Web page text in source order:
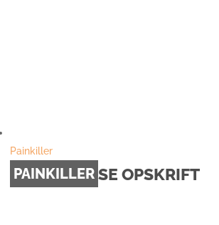
Painkiller
PAINKILLER SE OPSKRIFT